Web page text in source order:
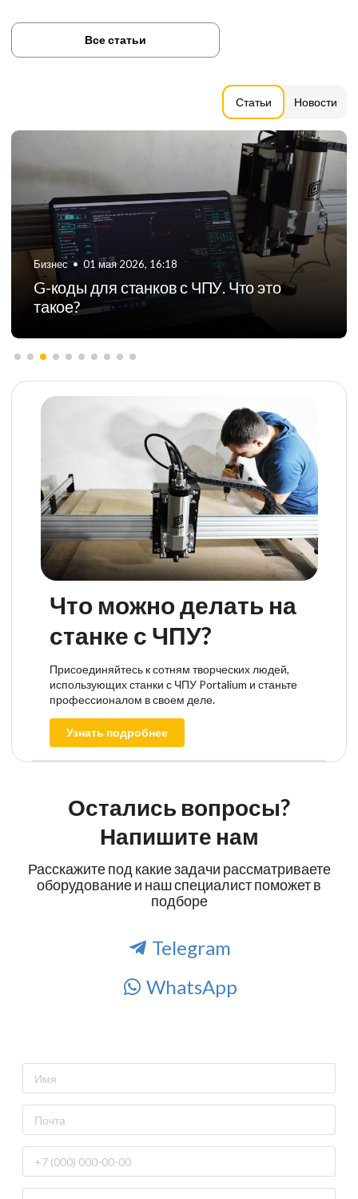
Статьи Новости
Все статьи
Бизнес • 01 мая 2026, 16:18
G-коды для станков с ЧПУ. Что это
такое?
Что можно делать на
станке с ЧПУ?
Присоединяйтесь к сотням творческих людей,
использующих станки с ЧПУ Portalium и станьте
профессионалом в своем деле.
Узнать подробнее
Остались вопросы?
Напишите нам
Расскажите под какие задачи рассматриваете
оборудование и наш специалист поможет в
подборе
Telegram
WhatsApp